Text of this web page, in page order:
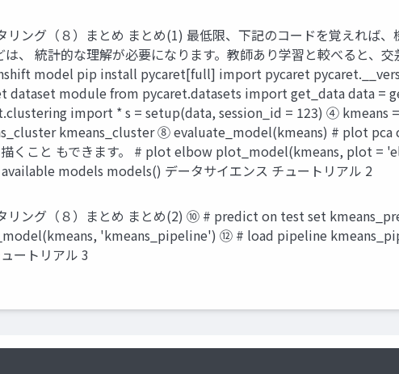
ング（８）まとめ まとめ(1) 最低限、下記のコードを覚えれば
は、 統計的な理解が必要になります。教師あり学習と較べると、
model pip install pycaret[full] import pycaret
dataset module from pycaret.datasets import get_data data
import * s = setup(data, session_id = 123) ④ kmeans
kmeans_cluster ⑧ evaluate_model(kmeans) # plot
描くこと もできます。 # plot elbow plot_model(kmeans, plot
models models() データサイエンス チュートリアル 2
リング（８）まとめ まとめ(2) ⑩ # predict on test set
'kmeans_pipeline') ⑫ # load pipeline
ートリアル 3